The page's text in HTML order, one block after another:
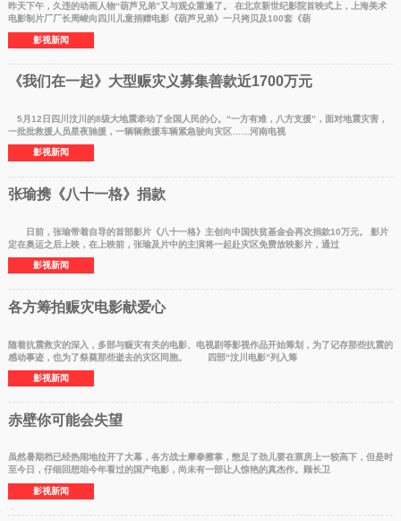
昨天下午，久违的动画人物“葫芦兄弟”又与观众重逢了。 在北京新世纪影院首映式上，上海美术
电影制片厂厂长周峻向四川儿童捐赠电影《葫芦兄弟》一只拷贝及100套《葫
影视新闻
《我们在一起》大型赈灾义募集善款近1700万元
5月12日四川汶川的8级大地震牵动了全国人民的心。“一方有难，八方支援”，面对地震灾害，
一批批救援人员星夜驰援，一辆辆救援车辆紧急驶向灾区……河南电视
影视新闻
张瑜携《八十一格》捐款
日前，张瑜带着自导的首部影片《八十一格》主创向中国扶贫基金会再次捐款10万元。 影片
定在奥运之后上映，在上映前，张瑜及片中的主演将一起赴灾区免费放映影片，通过
影视新闻
各方筹拍赈灾电影献爱心
随着抗震救灾的深入，多部与赈灾有关的电影、电视剧等影视作品开始筹划，为了记存那些抗震的
感动事迹，也为了祭奠那些逝去的灾区同胞。 四部“汶川电影”列入筹
影视新闻
赤壁你可能会失望
虽然暑期档已经热闹地拉开了大幕，各方战士摩拳擦掌，憋足了劲儿要在票房上一较高下，但是时
至今日，仔细回想咱今年看过的国产电影，尚未有一部让人惊艳的真杰作。顾长卫
影视新闻